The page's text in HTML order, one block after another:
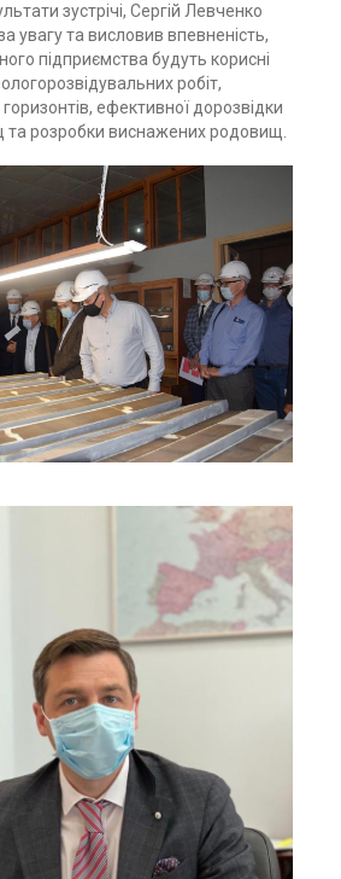
зустрічі, Сергій Левченко
увагу та висловив впевненість,
підприємства будуть корисні
робіт,
ефективної дорозвідки
та розробки виснажених родовищ.